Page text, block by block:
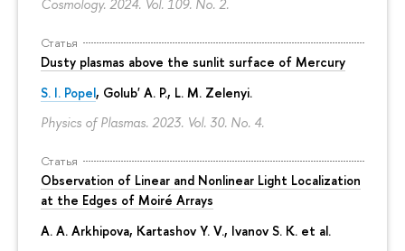
Cosmology. 2024. Vol. 109. No. 2.
Статья
Dusty plasmas above the sunlit surface of Mercury
S. I. Popel, Golub' A. P., L. M. Zelenyi.
Physics of Plasmas. 2023. Vol. 30. No. 4.
Статья
Observation of Linear and Nonlinear Light Localization
at the Edges of Moiré Arrays
A. A. Arkhipova, Kartashov Y. V., Ivanov S. K. et al.